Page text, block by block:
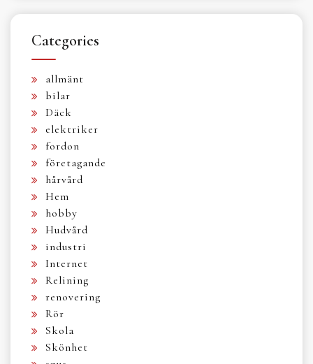
Categories
allmänt
bilar
Däck
elektriker
fordon
företagande
hårvård
Hem
hobby
Hudvård
industri
Internet
Relining
renovering
Rör
Skola
Skönhet